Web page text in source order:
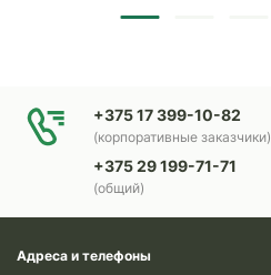
+375 17 399-10-82
(корпоративные заказчики)
+375 29 199-71-71
(общий)
Адреса и телефоны